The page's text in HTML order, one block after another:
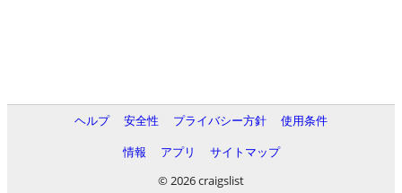
ヘルプ 安全性 プライバシー方針
使用条件
情報
アプリ
サイトマップ
© 2026 craigslist